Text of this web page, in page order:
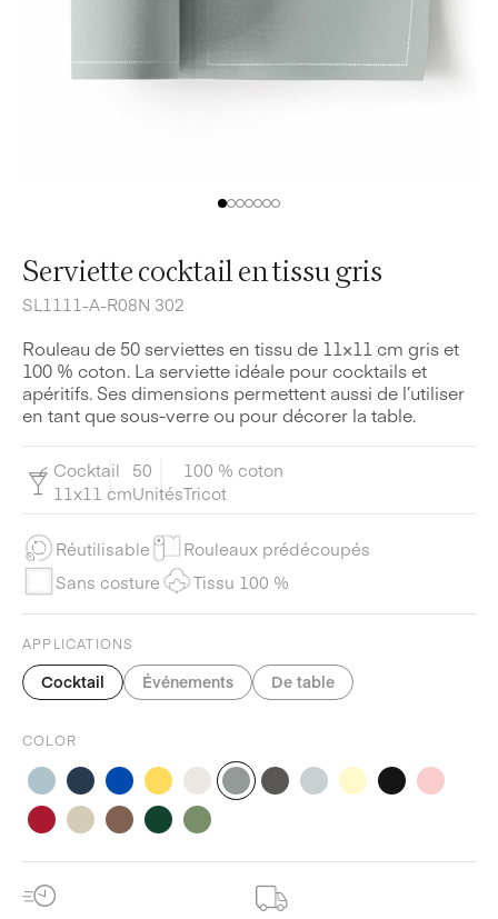
Serviette cocktail en tissu gris
SL1111-A-R08N 302
Rouleau de 50 serviettes en tissu de 11×11 cm gris et
100 % coton. La serviette idéale pour cocktails et
apéritifs. Ses dimensions permettent aussi de l’utiliser
en tant que sous-verre ou pour décorer la table.
Cocktail
11x11 cm
50
Unités
100 % coton
Tricot
Réutilisable
Rouleaux prédécoupés
Sans costure
Tissu 100 %
COLOR
APPLICATIONS
Cocktail Événements De table